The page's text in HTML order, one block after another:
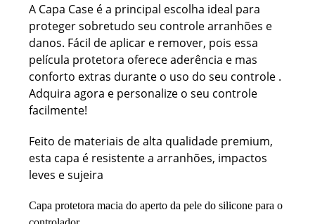
A Capa Case é a principal escolha ideal para
proteger sobretudo seu controle arranhões e
danos. Fácil de aplicar e remover, pois essa
película protetora oferece aderência e mas
conforto extras durante o uso do seu controle .
Adquira agora e personalize o seu controle
facilmente!
Feito de materiais de alta qualidade premium,
esta capa é resistente a arranhões, impactos
leves e sujeira
Capa protetora macia do aperto da pele do silicone para o